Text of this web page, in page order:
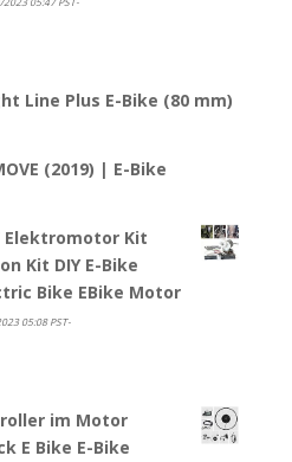
Line Plus E-Bike (80 mm)
(2019) | E-Bike
Elektromotor Kit
Kit DIY E-Bike
Bike EBike Motor
05:08 PST-
im Motor
E Bike E-Bike